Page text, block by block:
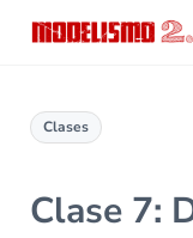
Clases
Clase 7: